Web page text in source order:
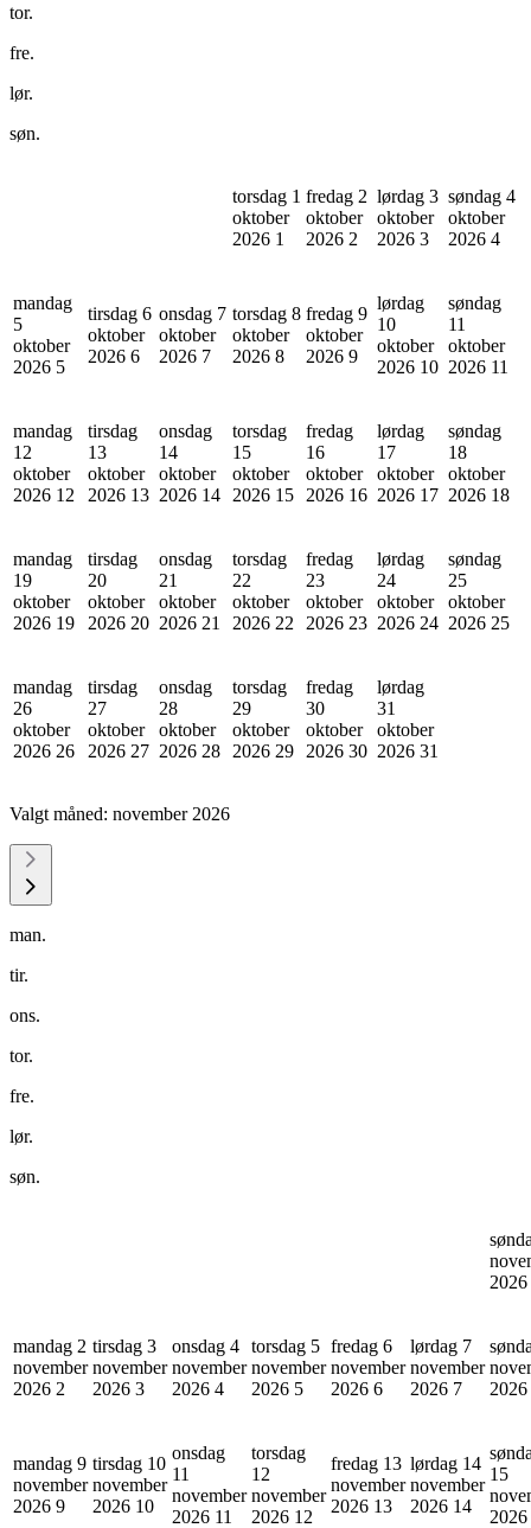
tor.
fre.
lør.
søn.
torsdag 1
oktober
2026 1
fredag 2
oktober
2026 2
lørdag 3
oktober
2026 3
søndag 4
oktober
2026 4
mandag
5
oktober
2026 5
tirsdag 6
oktober
2026 6
onsdag 7
oktober
2026 7
torsdag 8
oktober
2026 8
fredag 9
oktober
2026 9
lørdag
10
oktober
2026 10
søndag
11
oktober
2026 11
mandag
12
oktober
2026 12
tirsdag
13
oktober
2026 13
onsdag
14
oktober
2026 14
torsdag
15
oktober
2026 15
fredag
16
oktober
2026 16
lørdag
17
oktober
2026 17
søndag
18
oktober
2026 18
mandag
19
oktober
2026 19
tirsdag
20
oktober
2026 20
onsdag
21
oktober
2026 21
torsdag
22
oktober
2026 22
fredag
23
oktober
2026 23
lørdag
24
oktober
2026 24
søndag
25
oktober
2026 25
mandag
26
oktober
2026 26
tirsdag
27
oktober
2026 27
onsdag
28
oktober
2026 28
torsdag
29
oktober
2026 29
fredag
30
oktober
2026 30
lørdag
31
oktober
2026 31
Valgt måned: november 2026
man.
tir.
ons.
tor.
fre.
lør.
søn.
2026
mandag 2
november
2026 2
tirsdag 3
november
2026 3
onsdag 4
november
2026 4
torsdag 5
november
2026 5
fredag 6
november
2026 6
lørdag 7
november
2026 7
2026
mandag 9
november
2026 9
tirsdag 10
november
2026 10
onsdag
11
november
2026 11
torsdag
12
november
2026 12
fredag 13
november
2026 13
lørdag 14
november
2026 14
15
2026